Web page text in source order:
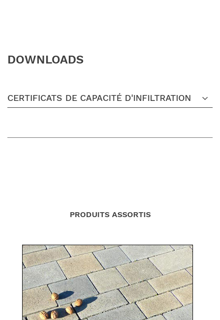
DOWNLOADS
CERTIFICATS DE CAPACITÉ D'INFILTRATION
PRODUITS ASSORTIS